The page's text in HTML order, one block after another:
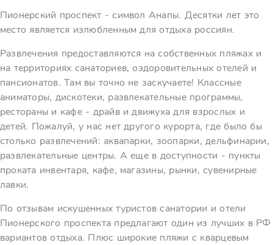
Пионерский проспект - символ Анапы. Десятки лет это
место является излюбленным для отдыха россиян.
Развлечения предоставляются на собственных пляжах и
на территориях санаториев, оздоровительных отелей и
пансионатов. Там вы точно не заскучаете! Классные
аниматоры, дискотеки, развлекательные программы,
рестораны и кафе - драйв и движуха для взрослых и
детей. Пожалуй, у нас нет другого курорта, где было бы
столько развлечений: аквапарки, зоопарки, дельфинарии,
развлекательные центры. А еще в доступности - пункты
проката инвентаря, кафе, магазины, рынки, сувенирные
лавки.
По отзывам искушенных туристов санатории и отели
Пионерского проспекта предлагают один из лучших в РФ
вариантов отдыха. Плюс широкие пляжи с кварцевым